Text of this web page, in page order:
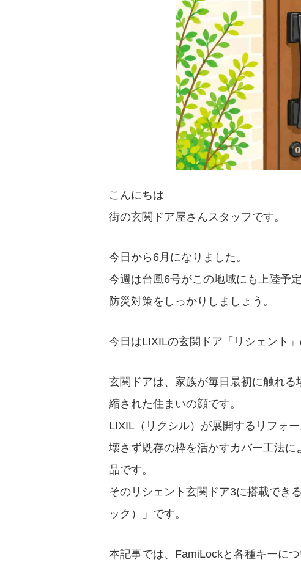
こんにちは
街の玄関ドア屋さんスタッフです。
今日から6月になりました。
今週は台風6号がこの地域にも上陸予定
防災対策をしっかりしましょう。
今日はLIXILの玄関ドア「リシェント
玄関ドアは、家族が毎日最初に触れ
縮された住まいの顔です。
LIXIL（リクシル）が展開するリフォ
壊さず既存の枠を活かすカバー工法
品です。
そのリシェント玄関ドア3に搭載でき
ック）」です。
本記事では、FamiLockと各種キーに